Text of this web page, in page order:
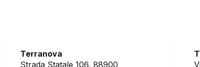
Terranova
Strada Statale 106, 88900